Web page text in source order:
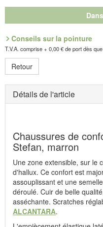
Découvrez les chaussures les
Fabricant : idéalsko S.A.R.L.,
Wissembourg, E-mail :
Conseils sur la pointure
T.V.A. comprise + 0,00 € de port dès
Retour
Détails de l'article
Chaussures de
Stefan, marron
Une zone extensible, sur le
d'hallux. Ce confort est
assouplissant et une semelle
déroulé. Cuir de belle
asséchante. Scratches
ALCANTARA.